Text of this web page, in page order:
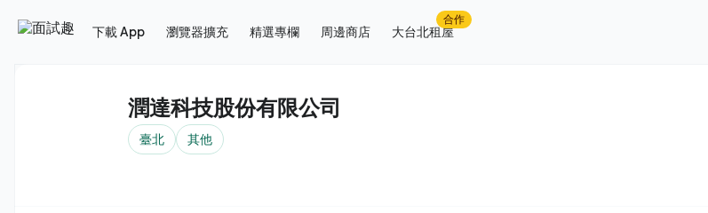
下載 App 瀏覽器擴充 精選專欄 周邊商店 大台北租屋
合作
潤達科技股份有限公司
臺北 其他